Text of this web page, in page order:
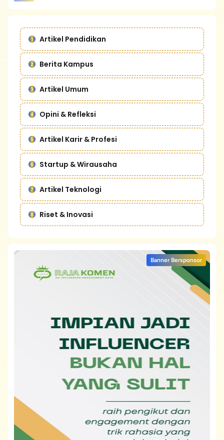
Artikel Pendidikan
Berita Kampus
Artikel Umum
Opini & Refleksi
Artikel Karir & Profesi
Startup & Wirausaha
Artikel Teknologi
Riset & Inovasi
Banner Bersponsor